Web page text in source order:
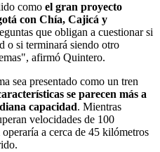
como el gran proyecto
con Chía, Cajicá y
que obligan a cuestionar si
o si terminará siendo otro
afirmó Quintero.
sea presentado como un tren
se parecen más a
capacidad. Mientras
velocidades de 100
a cerca de 45 kilómetros